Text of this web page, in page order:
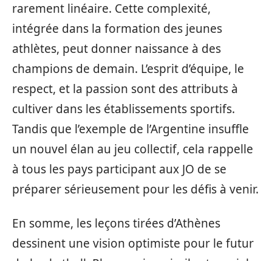
rarement linéaire. Cette complexité,
intégrée dans la formation des jeunes
athlètes, peut donner naissance à des
champions de demain. L’esprit d’équipe, le
respect, et la passion sont des attributs à
cultiver dans les établissements sportifs.
Tandis que l’exemple de l’Argentine insuffle
un nouvel élan au jeu collectif, cela rappelle
à tous les pays participant aux JO de se
préparer sérieusement pour les défis à venir.
En somme, les leçons tirées d’Athènes
dessinent une vision optimiste pour le futur